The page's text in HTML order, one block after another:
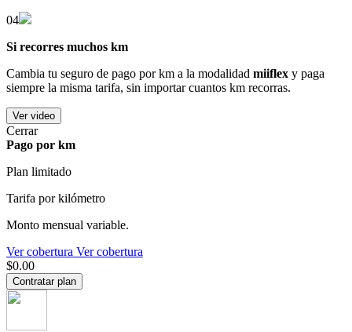
04
Si recorres muchos km
Cambia tu seguro de pago por km a la modalidad miiflex y paga
siempre la misma tarifa, sin importar cuantos km recorras.
Ver video
Cerrar
Pago por km
Plan limitado
Tarifa por kilómetro
Monto mensual variable.
Ver cobertura Ver cobertura
$0.00
Contratar plan